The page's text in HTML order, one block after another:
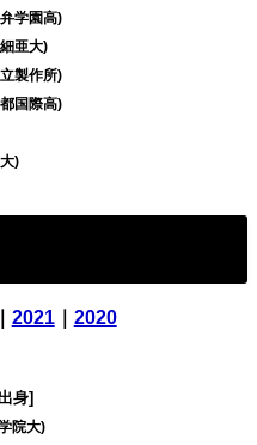
学園高)
亜大)
製作所)
国際高)
)
2021｜ 2020
身]
院大)